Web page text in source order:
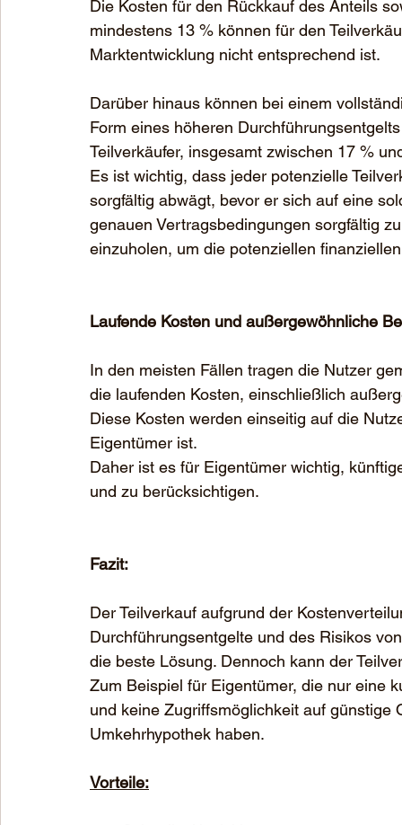
Die Kosten für den Rückkauf des Anteils
mindestens 13 % können für den
Marktentwicklung nicht entsprechend ist.
Darüber hinaus können bei einem
Form eines höheren
Teilverkäufer, insgesamt zwischen 17 %
Es ist wichtig, dass jeder potenzielle
sorgfältig abwägt, bevor er sich auf eine
genauen Vertragsbedingungen sorgfältig
einzuholen, um die potenziellen
Laufende Kosten und außergewöhnliche
In den meisten Fällen tragen die Nutzer
die laufenden Kosten, einschließlich
Diese Kosten werden einseitig auf die
Eigentümer ist.
Daher ist es für Eigentümer wichtig,
und zu berücksichtigen.
Fazit:
Der Teilverkauf aufgrund der
Durchführungsentgelte und des Risikos
die beste Lösung. Dennoch kann der
Zum Beispiel für Eigentümer, die nur eine
und keine Zugriffsmöglichkeit auf
Umkehrhypothek haben.
Vorteile: